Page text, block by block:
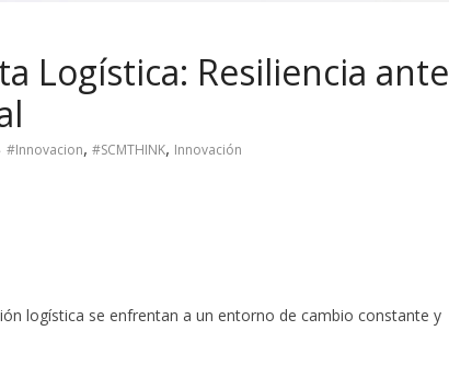
Logística: Resiliencia ante
#Innovacion, #SCMTHINK, Innovación
logística se enfrentan a un entorno de cambio constante y